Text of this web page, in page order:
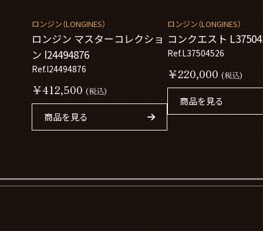
ロンジン（LONGINES）
ロンジン マスターコレクショ
ン l24494876
Ref.l24494876
￥412,500 (税込)
商品を見る
ロンジン（LONGINES）
コンクエスト
Ref.L37504526
￥220,000 (税込)
商品を見る